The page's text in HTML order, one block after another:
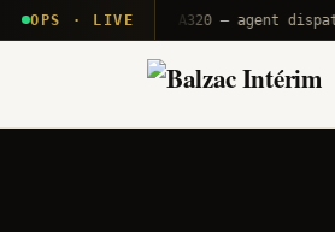
OPS · LIVE
T2E · B71 Push A320 — agent dispatché